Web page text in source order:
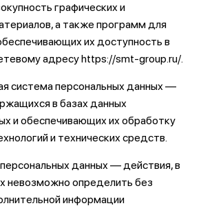
графических и
а также программ для
их доступность в
адресу https://smt-group.ru/.
система персональных данных —
в базах данных
и обеспечивающих их обработку
и технических средств.
данных — действия, в
невозможно определить без
информации